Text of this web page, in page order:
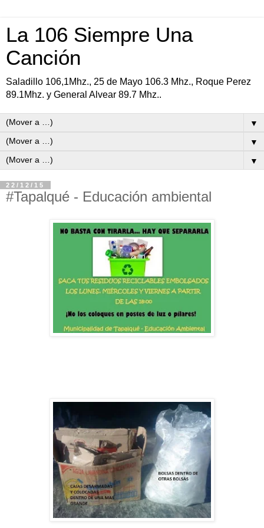
La 106 Siempre Una
Canción
Saladillo 106,1Mhz., 25 de Mayo 106.3 Mhz., Roque Perez
89.1Mhz. y General Alvear 89.7 Mhz..
▼
▼
▼
22/12/15
#Tapalqué - Educación ambiental